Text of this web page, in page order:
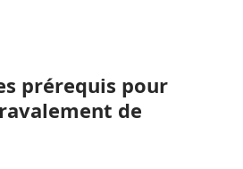
prérequis pour
de